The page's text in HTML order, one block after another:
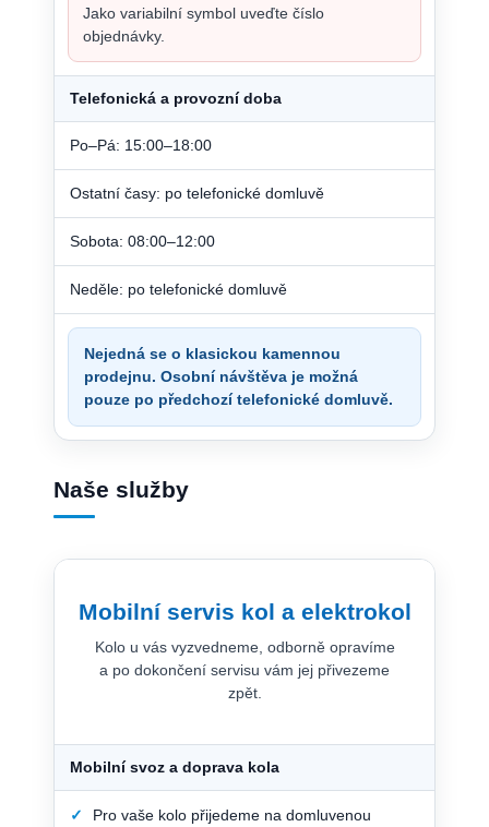
Jako variabilní symbol uveďte číslo
objednávky.
Telefonická a provozní doba
Po–Pá: 15:00–18:00
Ostatní časy: po telefonické domluvě
Sobota: 08:00–12:00
Neděle: po telefonické domluvě
Nejedná se o klasickou kamennou
prodejnu. Osobní návštěva je možná
pouze po předchozí telefonické domluvě.
Naše služby
Mobilní servis kol a elektrokol
Kolo u vás vyzvedneme, odborně opravíme
a po dokončení servisu vám jej přivezeme
zpět.
Mobilní svoz a doprava kola
✓
Pro vaše kolo přijedeme na domluvenou